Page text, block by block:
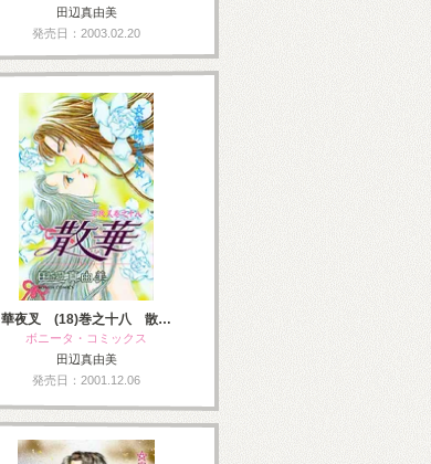
田辺真由美
発売日：2003.02.20
華夜叉 (18)巻之十八 散…
ボニータ・コミックス
田辺真由美
発売日：2001.12.06